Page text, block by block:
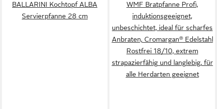
BALLARINI Kochtopf ALBA
Servierpfanne 28 cm
WMF Bratpfanne Profi,
induktionsgeeignet,
unbeschichtet, ideal für scharfes
Anbraten, Cromargan® Edelstahl
Rostfrei 18/10, extrem
strapazierfähig und langlebig, für
alle Herdarten geeignet